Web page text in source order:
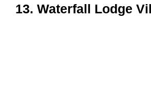
13. Waterfall Lodge